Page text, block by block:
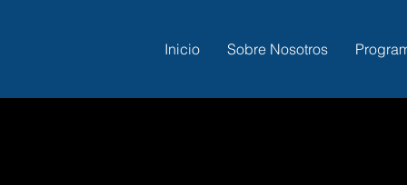
Inicio Sobre Nosotros